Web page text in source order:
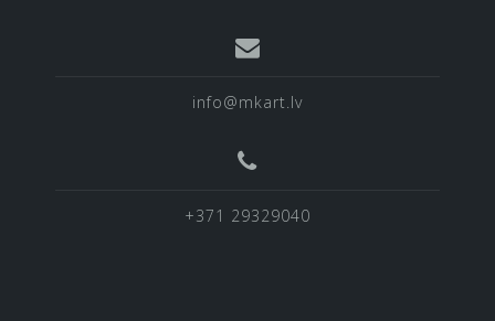
info@mkart.lv
+371 29329040